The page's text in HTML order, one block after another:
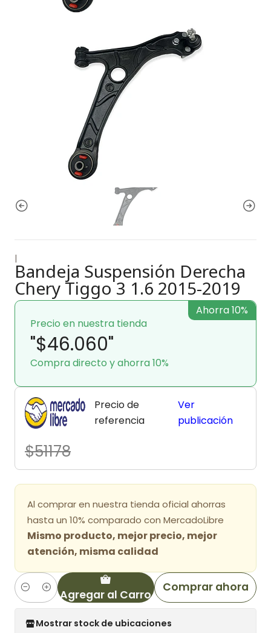
|
Bandeja Suspensión Derecha
Chery Tiggo 3 1.6 2015-2019
Precio en nuestra tienda
"$46.060"
Compra directo y ahorra 10%
Ahorra 10%
Precio de
referencia
$51178
Ver
publicación
Al comprar en nuestra tienda oficial ahorras
hasta un 10% comparado con MercadoLibre
Mismo producto, mejor precio, mejor
atención, misma calidad
Cantidad Agregar al Carro
Comprar ahora
Mostrar stock de ubicaciones